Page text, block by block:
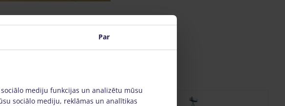
Par
mediju funkcijas un analizētu mūsu
sociālo mediju, reklāmas un analītikas